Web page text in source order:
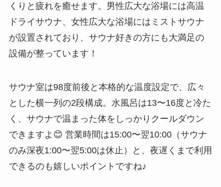
くりと疲れを癒せます。男性広大な浴場には高温
ドライサウナ、女性広大な浴場にはミストサウナ
が設置されており、サウナ好きの方にも大満足の
設備が整っています！
サウナ室は98度前後と本格的な温度設定で、広々
とした横一列の2段構成。水風呂は13〜16度と冷た
く、サウナで温まった体をしっかりクールダウン
できますよ😊 営業時間は15:00〜翌10:00（サウナ
のみ深夜1:00〜翌5:00は休止）と、夜遅くまで利用
できるのも嬉しいポイントですね♪